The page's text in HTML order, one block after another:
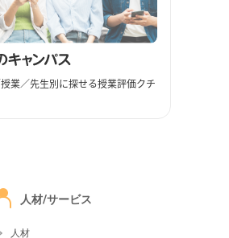
業／先生別に探せる授業評価クチ
人材/サービス
人材